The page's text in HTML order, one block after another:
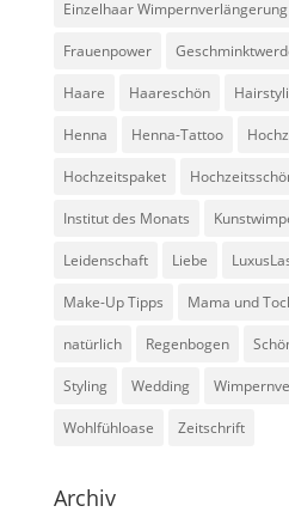
Einzelhaar Wimpernverlängerung
Frauenpower
Haare Haareschön
Henna Henna-Tattoo
Hochzeitspaket
Institut des Monats
Leidenschaft Liebe
Make-Up Tipps Mama und
natürlich Regenbogen
Styling Wedding
Wohlfühloase Zeitschrift
Archiv